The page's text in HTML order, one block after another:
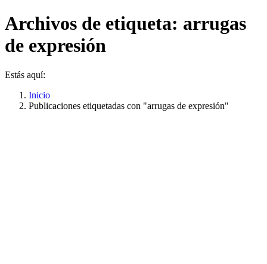
Archivos de etiqueta: arrugas
de expresión
Estás aquí:
Inicio
Publicaciones etiquetadas con "arrugas de expresión"